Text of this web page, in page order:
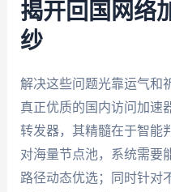
揭开回国网络
纱
解决这些问题光靠运气和
真正优质的国内访问加速
转发器，其精髓在于智能
对海量节点池，系统需要
路径动态优选；同时针对